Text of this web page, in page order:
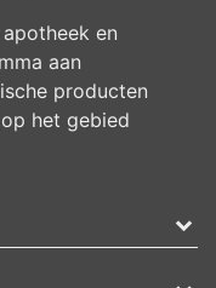
en
aan
producten
het gebied